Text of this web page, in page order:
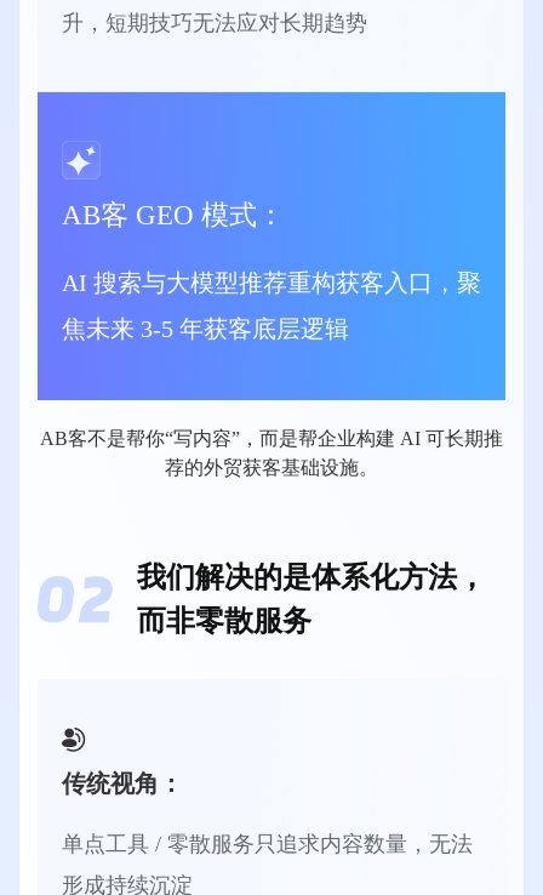
升，短期技巧无法应对长期趋势
AB客 GEO 模式：
AI 搜索与大模型推荐重构获客入口，聚
焦未来 3-5 年获客底层逻辑
AB客不是帮你“写内容”，⽽是帮企业构建 AI 可⻓期推
荐的外贸获客基础设施。
我们解决的是体系化方法，
而非零散服务
传统视角：
单点工具 / 零散服务只追求内容数量，无法
形成持续沉淀